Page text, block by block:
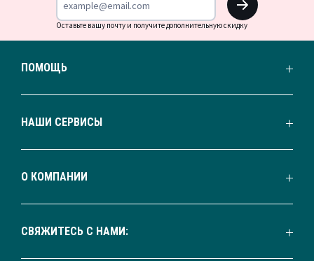
Оставьте вашу почту и получите дополнительную скидку
ПОМОЩЬ
НАШИ СЕРВИСЫ
О КОМПАНИИ
СВЯЖИТЕСЬ С НАМИ: